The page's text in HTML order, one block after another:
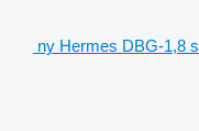
ny Hermes DBG-1,8